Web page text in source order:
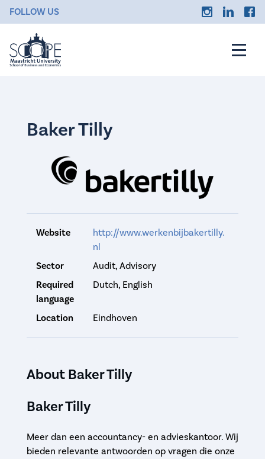
FOLLOW US
Baker Tilly
Website
http://www.werkenbijbakertilly.
nl
Sector
Audit, Advisory
Required
language
Dutch, English
Location Eindhoven
About Baker Tilly
Baker Tilly
Meer dan een accountancy- en advieskantoor. Wij
bieden relevante antwoorden op vragen die onze